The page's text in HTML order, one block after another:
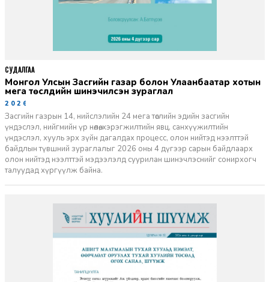
Монгол Улсын Засгийн газар болон Улаанбаатар хотын
мега төслүүдийн шинэчилсэн зураглал
2026-06-29
Засгийн газрын 14, нийслэлийн 24 мега төслийн эдийн засгийн
үндэслэл, нийгмийн үр нөлөө, хэрэгжилтийн явц, санхүүжилтийн
үндэслэл, хууль эрх зүйн дагалдах процесс, олон нийтэд нээлттэй
байдлын түвшний зураглалыг 2026 оны 4 дүгээр сарын байдлаарх
олон нийтэд нээлттэй мэдээлэлд суурилан шинэчлэснийг сонирхогч
талуудад хүргүүлж байна.
СУДАЛГАА